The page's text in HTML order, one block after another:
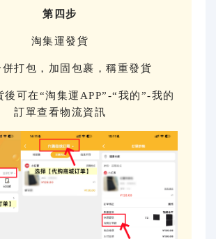
第四步
淘集運發貨
打包，加固包裹，稱重發貨
後可在“淘集運APP”-“我的”-我的
訂單查看物流資訊